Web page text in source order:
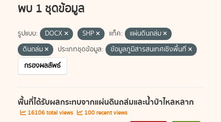
พบ 1 ชุดข้อมูล
รูปแบบ: DOCX SHP แท็ค:
แผ่นดินถล่ม
ดินถล่ม
ประเภทชุดข้อมูล:
ข้อมูลภูมิสารสนเทศเชิงพื้นที่
กรองผลลัพธ์
พื้นที่ได้รับผลกระทบจากแผ่นดินถล่มและน้ำป่าไหลหลาก
16106 total views 100 recent views